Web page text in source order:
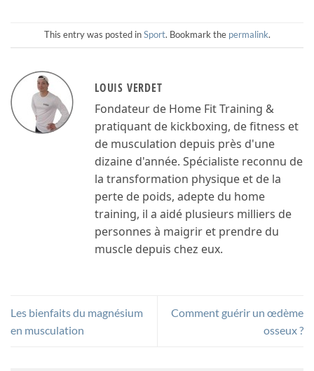
This entry was posted inSport. Bookmark the permalink.
LOUIS VERDET
Fondateur de Home Fit Training &
pratiquant de kickboxing, de fitness et
de musculation depuis près d'une
dizaine d'année. Spécialiste reconnu de
la transformation physique et de la
perte de poids, adepte du home
training, il a aidé plusieurs milliers de
personnes à maigrir et prendre du
muscle depuis chez eux.
Les bienfaits du magnésium
en musculation
Comment guérir un œdème
osseux ?